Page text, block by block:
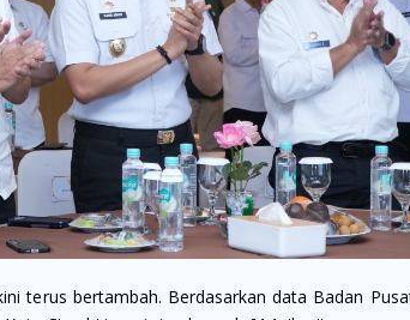
terus bertambah. Berdasarkan data Badan